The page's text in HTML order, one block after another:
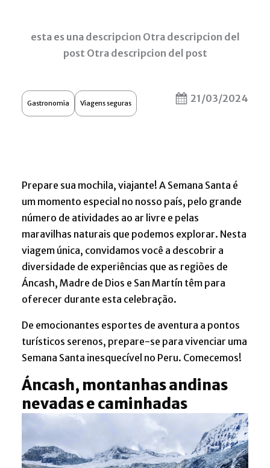
esta es una descripcion Otra descripcion del
post Otra descripcion del post
Gastronomia Viagens seguras 21/03/2024
Prepare sua mochila, viajante! A Semana Santa é
um momento especial no nosso país, pelo grande
número de atividades ao ar livre e pelas
maravilhas naturais que podemos explorar. Nesta
viagem única, convidamos você a descobrir a
diversidade de experiências que as regiões de
Áncash, Madre de Dios e San Martín têm para
oferecer durante esta celebração.
De emocionantes esportes de aventura a pontos
turísticos serenos, prepare-se para vivenciar uma
Semana Santa inesquecível no Peru. Comecemos!
Áncash, montanhas andinas
nevadas e caminhadas